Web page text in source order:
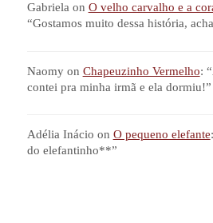
Gabrielaon O velho carvalho e a
“Gostamos muito dessa história,
Naomyon Chapeuzinho Vermelho: “
contei pra minha irmã e ela dormiu!”
Adélia Inácio on O pequeno elefante
do elefantinho**”